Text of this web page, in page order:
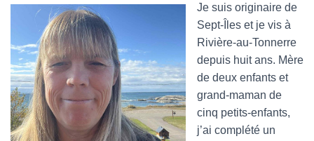
Je suis originaire de
Sept-Îles et je vis à
Rivière-au-Tonnerre
depuis huit ans. Mère
de deux enfants et
grand-maman de
cinq petits-enfants,
j’ai complété un